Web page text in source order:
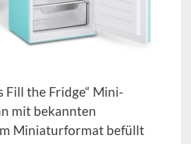
Fill the Fridge“ Mini-
mit bekannten
Miniaturformat befüllt